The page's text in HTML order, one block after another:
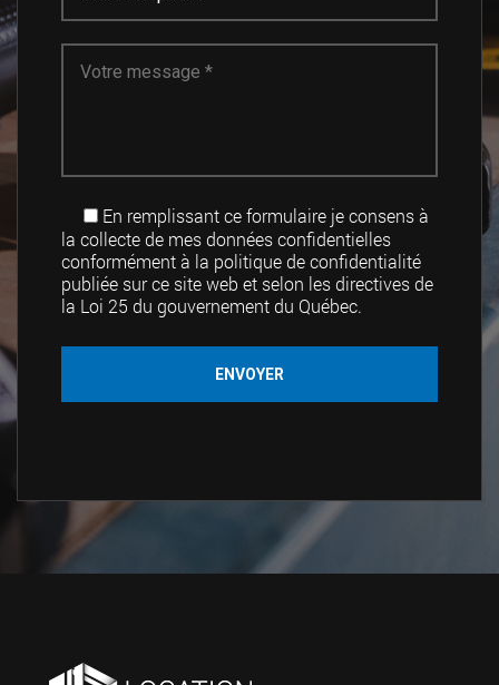
En remplissant ce formulaire je consens à
la collecte de mes données confidentielles
conformément à la politique de confidentialité
publiée sur ce site web et selon les directives de
la Loi 25 du gouvernement du Québec.